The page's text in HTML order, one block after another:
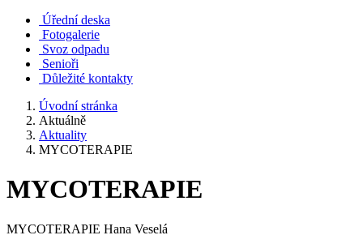
Úřední deska
Fotogalerie
Svoz odpadu
Senioři
Důležité kontakty
Úvodní stránka
Aktuálně
Aktuality
MYCOTERAPIE
MYCOTERAPIE
MYCOTERAPIE Hana Veselá